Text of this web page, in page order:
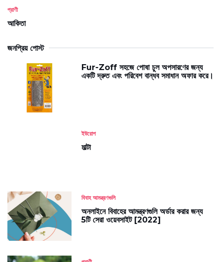
প্রাণী
আকিতা
জনপ্রিয় পোস্ট
Fur-Zoff সহজে পোষা চুল অপসারণের জন্য
একটি দ্রুত এবং পরিবেশ বান্ধব সমাধান অফার করে।
ইউরোপ
মাল্টা
বিবাহ আমন্ত্রণগুলি
অনলাইনে বিবাহের আমন্ত্রণগুলি অর্ডার করার জন্য
5টি সেরা ওয়েবসাইট [2022]